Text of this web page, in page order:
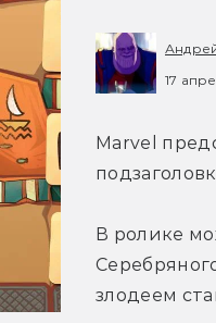
17
Marvel
В ролике
злодеем